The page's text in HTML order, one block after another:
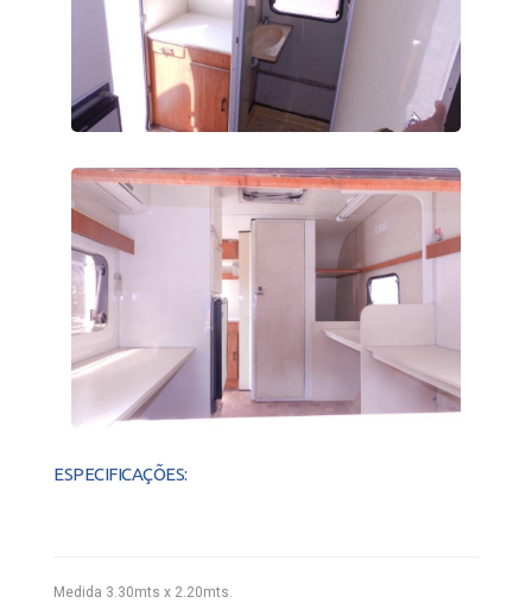
ESPECIFICAÇÕES:
Medida 3.30mts x 2.20mts.